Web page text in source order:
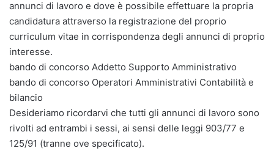
annunci di lavoro e dove è possibile effettuare la propria
candidatura attraverso la registrazione del proprio
curriculum vitae in corrispondenza degli annunci di proprio
interesse.
bando di concorso Addetto Supporto Amministrativo
bando di concorso Operatori Amministrativi Contabilità e
bilancio
Desideriamo ricordarvi che tutti gli annunci di lavoro sono
rivolti ad entrambi i sessi, ai sensi delle leggi 903/77 e
125/91 (tranne ove specificato).